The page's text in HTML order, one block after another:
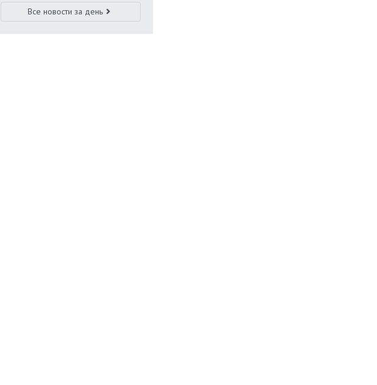
Все новости за день